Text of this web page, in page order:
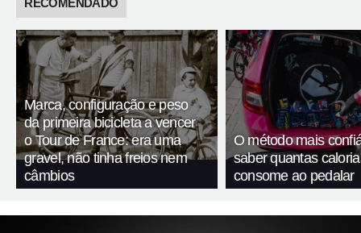
RECOMENDADO
Marca, configuração e peso
da primeira bicicleta a vencer
o Tour de France: era uma
gravel, não tinha freios nem
câmbios
O método mais
saber quantas
consome ao pedalar